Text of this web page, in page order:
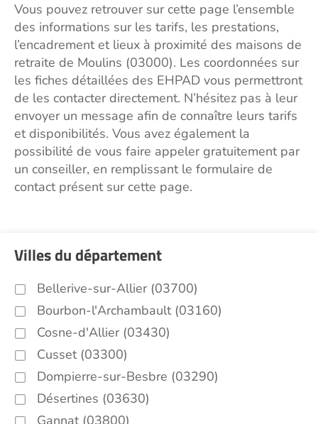
Vous pouvez retrouver sur cette page l’ensemble
des informations sur les tarifs, les prestations,
l’encadrement et lieux à proximité des maisons de
retraite de Moulins (03000). Les coordonnées sur
les fiches détaillées des EHPAD vous permettront
de les contacter directement. N’hésitez pas à leur
envoyer un message afin de connaître leurs tarifs
et disponibilités. Vous avez également la
possibilité de vous faire appeler gratuitement par
un conseiller, en remplissant le formulaire de
contact présent sur cette page.
Villes du département
Bellerive-sur-Allier (03700)
Bourbon-l'Archambault (03160)
Cosne-d'Allier (03430)
Cusset (03300)
Dompierre-sur-Besbre (03290)
Désertines (03630)
Gannat (03800)